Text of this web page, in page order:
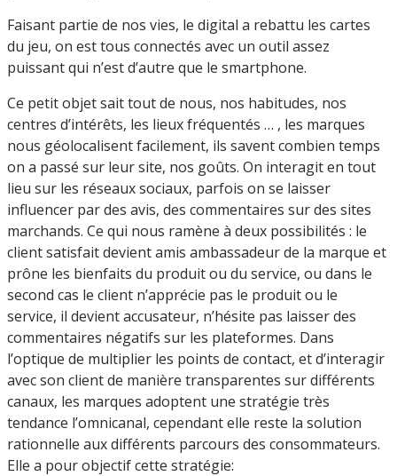
Faisant partie de nos vies, le digital a rebattu les cartes
du jeu, on est tous connectés avec un outil assez
puissant qui n’est d’autre que le smartphone.
Ce petit objet sait tout de nous, nos habitudes, nos
centres d’intérêts, les lieux fréquentés … , les marques
nous géolocalisent facilement, ils savent combien temps
on a passé sur leur site, nos goûts. On interagit en tout
lieu sur les réseaux sociaux, parfois on se laisser
influencer par des avis, des commentaires sur des sites
marchands. Ce qui nous ramène à deux possibilités : le
client satisfait devient amis ambassadeur de la marque et
prône les bienfaits du produit ou du service, ou dans le
second cas le client n’apprécie pas le produit ou le
service, il devient accusateur, n’hésite pas laisser des
commentaires négatifs sur les plateformes. Dans
l’optique de multiplier les points de contact, et d’interagir
avec son client de manière transparentes sur différents
canaux, les marques adoptent une stratégie très
tendance l’omnicanal, cependant elle reste la solution
rationnelle aux différents parcours des consommateurs.
Elle a pour objectif cette stratégie: